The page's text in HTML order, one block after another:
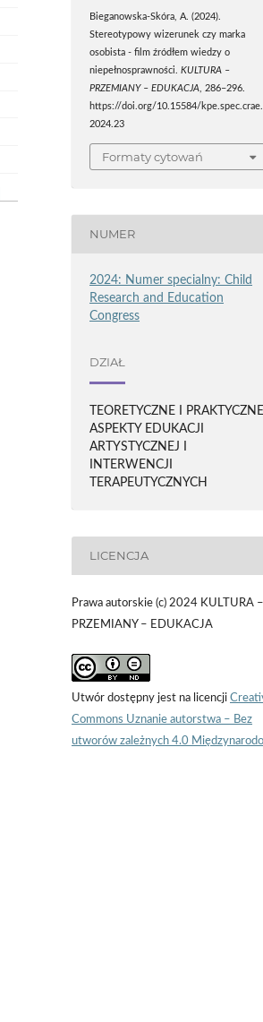
Bieganowska-Skóra, A. (2024).
Stereotypowy wizerunek czy marka
osobista - film źródłem wiedzy o
niepełnosprawności.KULTURA –
PRZEMIANY – EDUKACJA, 286–296.
https://doi.org/10.15584/kpe.spec.crae.
2024.23
Formaty cytowań
NUMER
2024: Numer specialny: Child
Research and Education
Congress
DZIAŁ
TEORETYCZNE I
ASPEKTY EDUKACJI
ARTYSTYCZNEJ I
INTERWENCJI
TERAPEUTYCZNYCH
LICENCJA
Prawa autorskie (c) 2024 KULTURA –
PRZEMIANY – EDUKACJA
Utwór dostępny jest na licencji
Commons Uznanie autorstwa – Bez
utworów zależnych 4.0